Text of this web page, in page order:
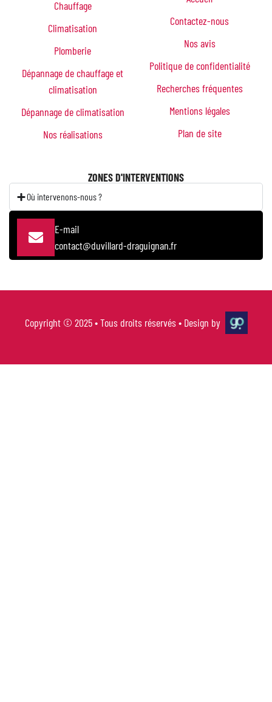
Contactez-nous
Nos avis
Politique de confidentialité
Recherches fréquentes
Mentions légales
Plan de site
Chauffage
Climatisation
Plomberie
Dépannage de chauffage et
climatisation
Dépannage de climatisation
Nos réalisations
ZONES D'INTERVENTIONS
Où intervenons-nous ?
E-mail
contact@duvillard-draguignan.fr
Copyright © 2025 • Tous droits réservés • Design by